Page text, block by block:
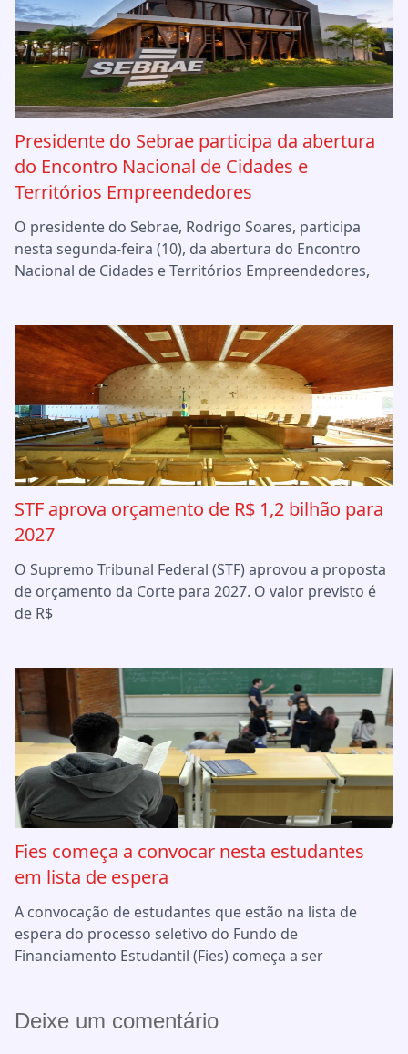
Presidente do Sebrae participa da abertura
do Encontro Nacional de Cidades e
Territórios Empreendedores
O presidente do Sebrae, Rodrigo Soares, participa
nesta segunda-feira (10), da abertura do Encontro
Nacional de Cidades e Territórios Empreendedores,
STF aprova orçamento de R$ 1,2 bilhão para
2027
O Supremo Tribunal Federal (STF) aprovou a proposta
de orçamento da Corte para 2027. O valor previsto é
de R$
Fies começa a convocar nesta estudantes
em lista de espera
A convocação de estudantes que estão na lista de
espera do processo seletivo do Fundo de
Financiamento Estudantil (Fies) começa a ser
Deixe um comentário